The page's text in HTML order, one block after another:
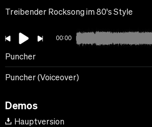
Treibender Rocksong im 80's Style
00:00
Puncher
Puncher (Voiceover)
Demos
Hauptversion